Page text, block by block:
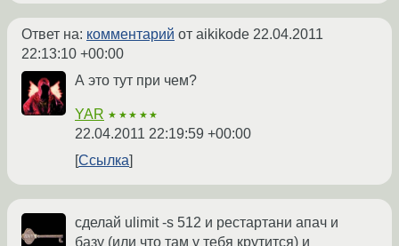
Ответ на: комментарий от aikikode 22.04.2011
22:13:10 +00:00
А это тут при чем?
YAR ★★★★★
22.04.2011 22:19:59 +00:00
Ссылка
сделай ulimit -s 512 и рестартани апач и
базу (или что там у тебя крутится) и